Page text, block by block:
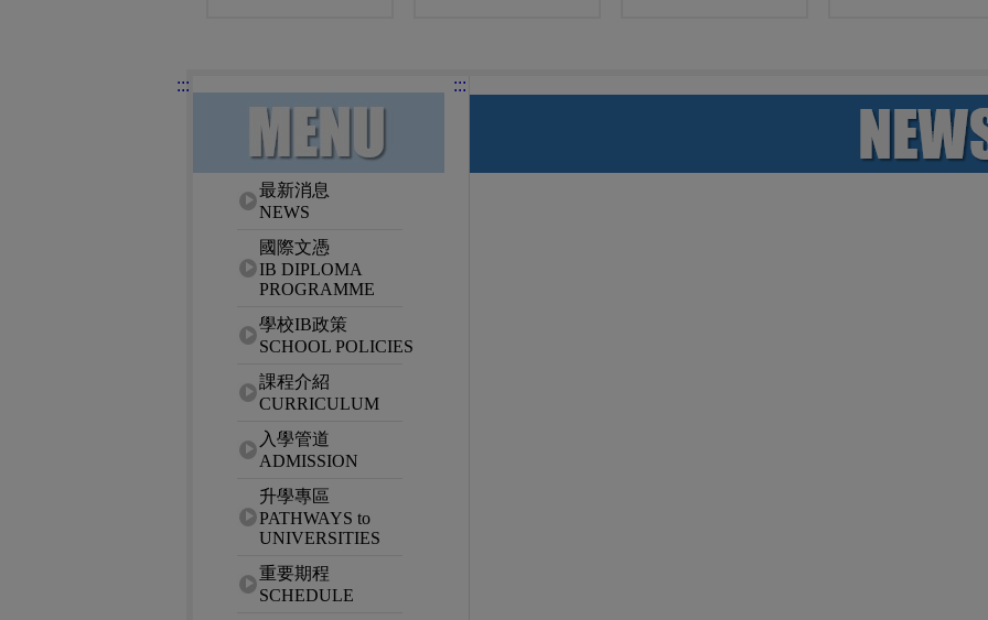
:::
網站選單最新消息
NEWS
國際文憑
IB DIPLOMA
PROGRAMME
學校IB政策
SCHOOL POLICIES
課程介紹
CURRICULUM
入學管道
ADMISSION
升學專區
PATHWAYS to
UNIVERSITIES
重要期程
SCHEDULE
:::